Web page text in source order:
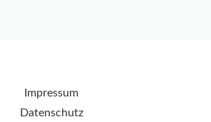
Impressum
Datenschutz